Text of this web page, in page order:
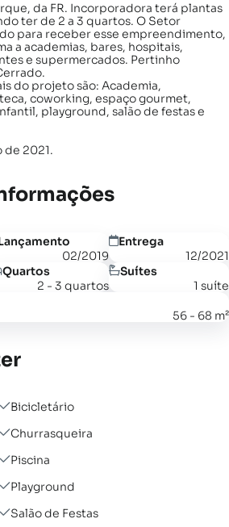
da FR. Incorporadora terá plantas
ter de 2 a 3 quartos. O Setor
para receber esse empreendimento,
a academias, bares, hospitais,
e supermercados. Pertinho
do projeto são: Academia,
coworking, espaço gourmet,
playground, salão de festas e
de 2021.
02/2019
Entrega
12/2021
Quartos
2 - 3 quartos
Suítes
1 suíte
56 - 68 m²
Bicicletário
Churrasqueira
Piscina
Playground
Salão de Festas